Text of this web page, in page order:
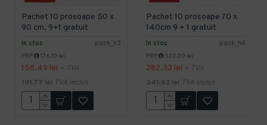
In stoc pack_h3
Pachet 10 prosoape 50 x
90 cm, 9+1 gratuit
PRP 176,10 lei
158,49 lei + TVA
191,77 lei TVA inclus
In stoc pack_h4
Pachet 10 prosoape 70 x
140cm 9 + 1 gratuit
PRP 323,00 lei
282,33 lei + TVA
341,62 lei TVA inclus